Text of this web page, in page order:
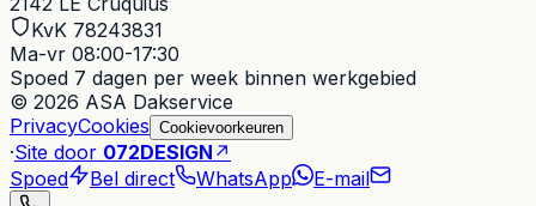
KvK 78243831
Ma-vr 08:00-17:30
Spoed 7 dagen per week binnen werkgebied
© 2026 ASA Dakservice
PrivacyCookies Cookievoorkeuren
·Site door 072DESIGN ↗
Spoed
Bel direct WhatsApp E-mail